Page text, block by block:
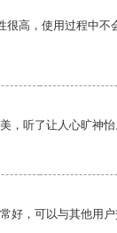
很高，使用过程中不
，听了让人心旷神怡
好，可以与其他用户